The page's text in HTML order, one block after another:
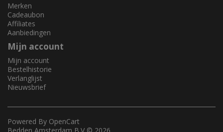
Merken
Cadeaubon
Affiliates
Aanbiedingen
Mijn account
Mijn account
Bestelhistorie
Verlanglijst
Nieuwsbrief
Powered By OpenCart